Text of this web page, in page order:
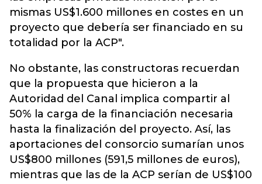
mismas US$1.600 millones en costes en un
proyecto que debería ser financiado en su
totalidad por la ACP".
No obstante, las constructoras recuerdan
que la propuesta que hicieron a la
Autoridad del Canal implica compartir al
50% la carga de la financiación necesaria
hasta la finalización del proyecto. Así, las
aportaciones del consorcio sumarían unos
US$800 millones (591,5 millones de euros),
mientras que las de la ACP serían de US$100